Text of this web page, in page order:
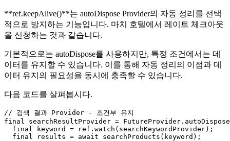
**ref.keepAlive()**는 autoDispose Provider의 자동 정리를 선택
적으로 방지하는 기능입니다. 마치 호텔에서 레이트 체크아웃
을 신청하는 것과 같습니다.
기본적으로는 autoDispose를 사용하지만, 특정 조건에서는 데
이터를 유지할 수 있습니다. 이를 통해 자동 정리의 이점과 데
이터 유지의 필요성을 동시에 충족할 수 있습니다.
다음 코드를 살펴봅시다.
// 검색 결과 Provider - 조건부 유지
final searchResultProvider =
  final keyword = ref.watch(searchKeywordProvider);
  final results = await searchProducts(keyword);